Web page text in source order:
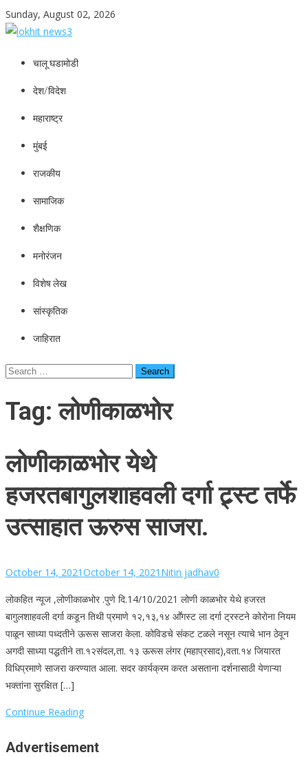
Skip
to
Sunday, August 02, 2026
lokhit news3
lokhit news 3
चालू घडामोडी
देश/विदेश
महाराष्ट्र
मुंबई
राजकीय
सामाजिक
शैक्षणिक
मनोरंजन
विशेष लेख
सांस्कृतिक
जाहिरात
Search
Tag:लोणीकाळभोर
लोणीकाळभोर येथे
हजरतबागुलशाहवली दर्गा ट्र्स्ट तर्फे
उत्साहात ऊरुस साजरा.
October 14, 2021October 14, 2021 Nitin jadhav0
लोकहित न्यूज ,लोणीकाळभोर .पुणे दि.14/10/2021 लोणी काळभोर येथे हजरत
बागुलशाहवली दर्गा कडून तिथी प्रमाणे १२,१३,१४ आॕगस्ट ला दर्गा ट्रस्टने कोरोना नियम
पाळून साध्या पध्दतीने ऊरूस साजरा केला. कोविडचे संकट टळले नसून त्याचे भान ठेवून
अगदी साध्या पद्धतीने ता.१२संदल,ता. १३ ऊरूस लंगर (महाप्रसाद),वता.१४ जियारत
विधिप्रमाणे साजरा करण्यात आला. सदर कार्यक्रम करत असताना दर्शनासाठी येणाऱ्या
भक्तांना सुरक्षित […]
Continue Reading
Advertisement